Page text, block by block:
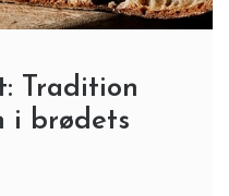
Tradition
i brødets